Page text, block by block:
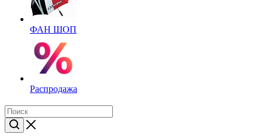
ФАН ШОП
Распродажа